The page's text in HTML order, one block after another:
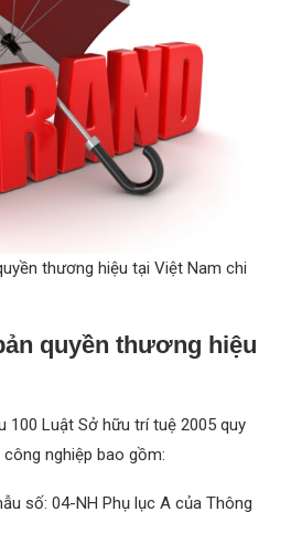
thương hiệu tại Việt Nam chi
quyền thương hiệu
100 Luật Sở hữu trí tuệ 2005 quy
nghiệp bao gồm:
số: 04-NH Phụ lục A của Thông